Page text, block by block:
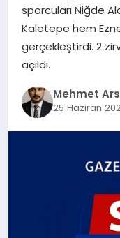
MAGAZIN
SAĞLIK
sporcuları Niğde
Kaletepe hem
gerçekleştirdi. 2
açıldı.
Mehmet
25 Haziran